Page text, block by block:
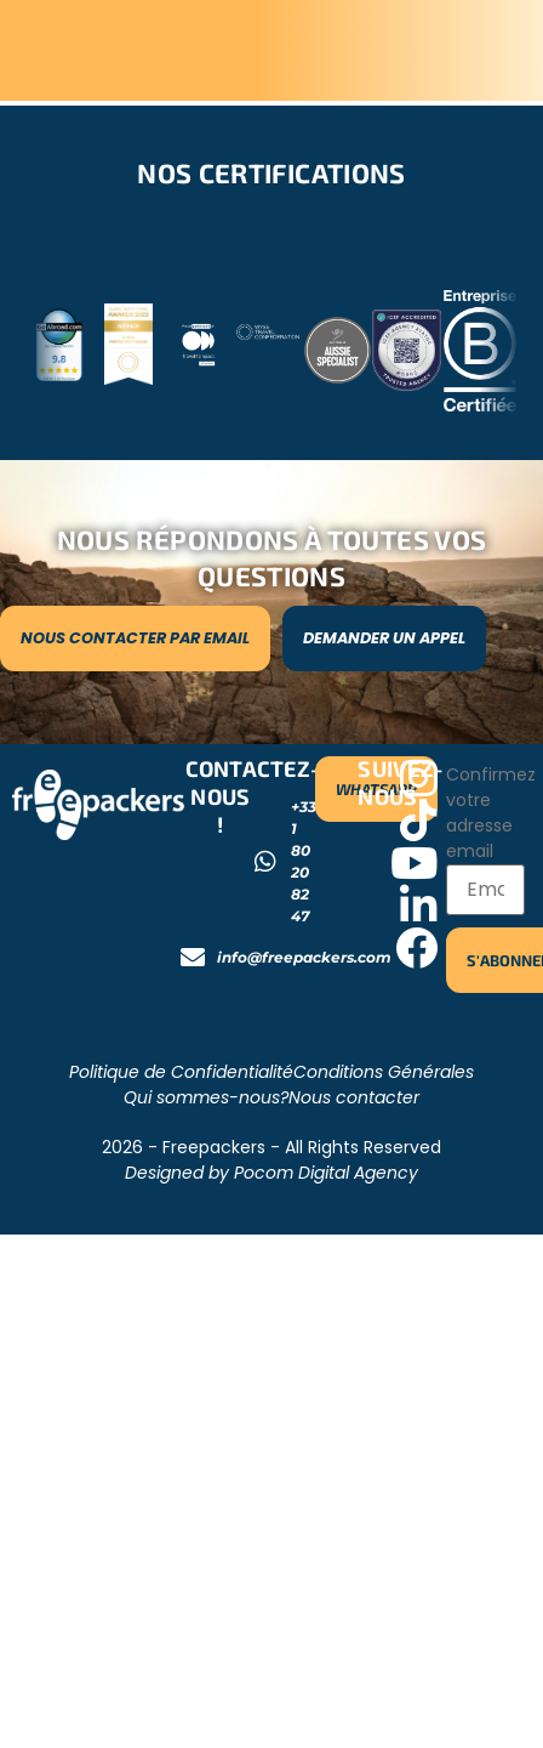
NOS CERTIFICATIONS
NOUS RÉPONDONS À TOUTES VOS
QUESTIONS
NOUS CONTACTER PAR EMAIL DEMANDER UN APPEL
CONTACTEZ-
NOUS
!
+33
1
80
20
82
47
info@freepackers.com
WHATSAPP
SUIVEZ-
NOUS
Confirmez
votre
adresse
email
Politique de ConfidentialitéConditions Générales
Qui sommes-nous?Nous contacter
2026 - Freepackers - All Rights Reserved​
Designed by Pocom Digital Agency